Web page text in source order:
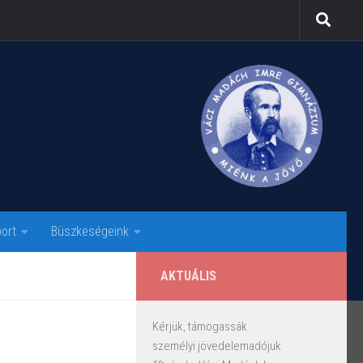
Büszkeségeink
AKTUÁLIS
Kérjük, támogassák
személyi jövedelemadójuk